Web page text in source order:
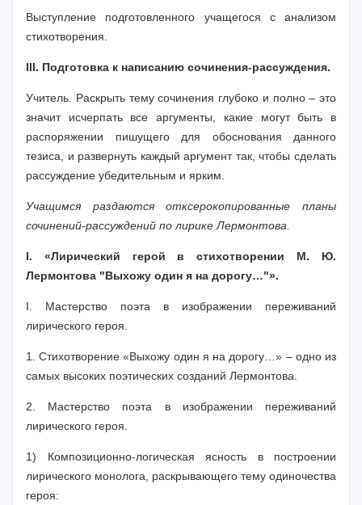
Выступление подготовленного учащегося с анализом
стихотворения.
III. Подготовка к написанию сочинения-рассуждения.
Учитель.
Раскрыть тему сочинения глубоко и полно – это
значит исчерпать все аргументы, какие могут быть в
распоряжении пишущего для обоснования данного
тезиса, и развернуть каждый аргумент так, чтобы сделать
рассуждение убедительным и ярким.
Учащимся раздаются отксерокопированные планы
сочинений-рассуждений по лирике Лермонтова.
I. «Лирический герой в стихотворении М. Ю.
Лермонтова "Выхожу один я на дорогу…"».
I. Мастерство поэта в изображении переживаний
лирического героя.
1. Стихотворение «Выхожу один я на дорогу…» – одно из
самых высоких поэтических созданий Лермонтова.
2. Мастерство поэта в изображении переживаний
лирического героя.
1) Композиционно-логическая ясность в построении
лирического монолога, раскрывающего тему одиночества
героя: